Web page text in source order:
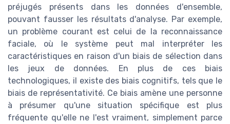
préjugés présents dans les données d'ensemble,
pouvant fausser les résultats d'analyse. Par exemple,
un problème courant est celui de la reconnaissance
faciale, où le système peut mal interpréter les
caractéristiques en raison d'un biais de sélection dans
les jeux de données. En plus de ces biais
technologiques, il existe des biais cognitifs, tels que le
biais de représentativité. Ce biais amène une personne
à présumer qu'une situation spécifique est plus
fréquente qu'elle ne l'est vraiment, simplement parce